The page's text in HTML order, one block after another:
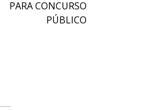
PARA CONCURSO
PÚBLICO